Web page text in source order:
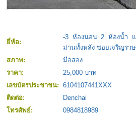
ยี่ห้อ:
-3 ห้องนอน 2 ห้องน้ำ
ม่านทั้งหลัง ซอยเจริญรา
สภาพ:
มือสอง
ราคา:
25,000 บาท
เลขบัตรประชาชน: 6104107441XXX
ติดต่อ:
Denchai
โทรศัพย์:
0984818989